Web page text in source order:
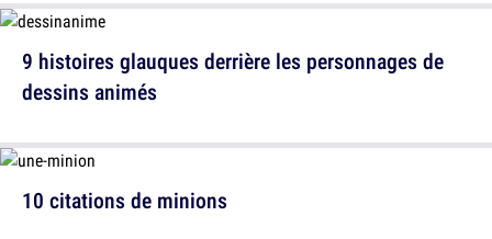
10 citations de minions
9 histoires glauques derrière les personnages de
dessins animés